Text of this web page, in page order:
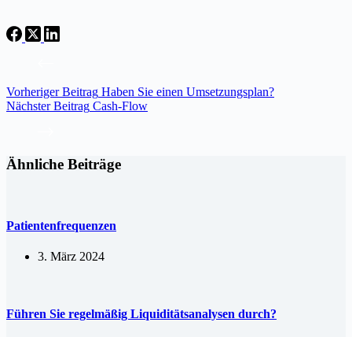
VorherigerBeitrag Haben Sie einen Umsetzungsplan?
NächsterBeitrag Cash-Flow
Ähnliche Beiträge
Patientenfrequenzen
3. März 2024
Führen Sie regelmäßig Liquiditätsanalysen durch?